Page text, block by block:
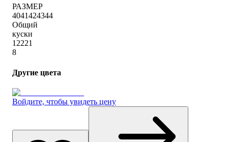
РАЗМЕР
4041424344
Общий
куски
12221
8
Другие цвета
Войдите, чтобы увидеть цену